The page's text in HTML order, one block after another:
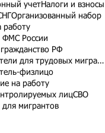
учетНалоги и взносы
Организованный набор
работу
ФМС России
РФ
Работодатели для трудовых мигрантов
физлицо
на работу
лицСВО
мигрантов